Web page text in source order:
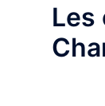
Les